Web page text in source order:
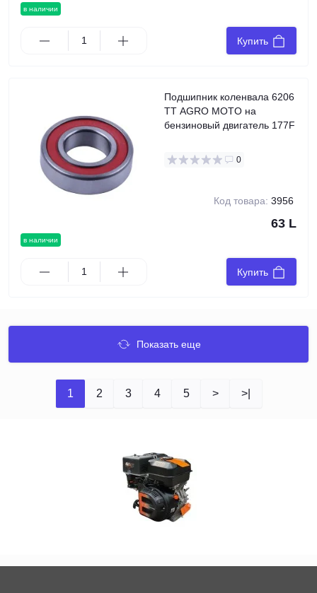
в наличии
Купить
в наличии
Подшипник коленвала 6206
TT AGRO MOTO на
бензиновый двигатель 177F
0
Код товара: 3956
63 L
Купить
Показать еще
1 2 3 4 5 > >|